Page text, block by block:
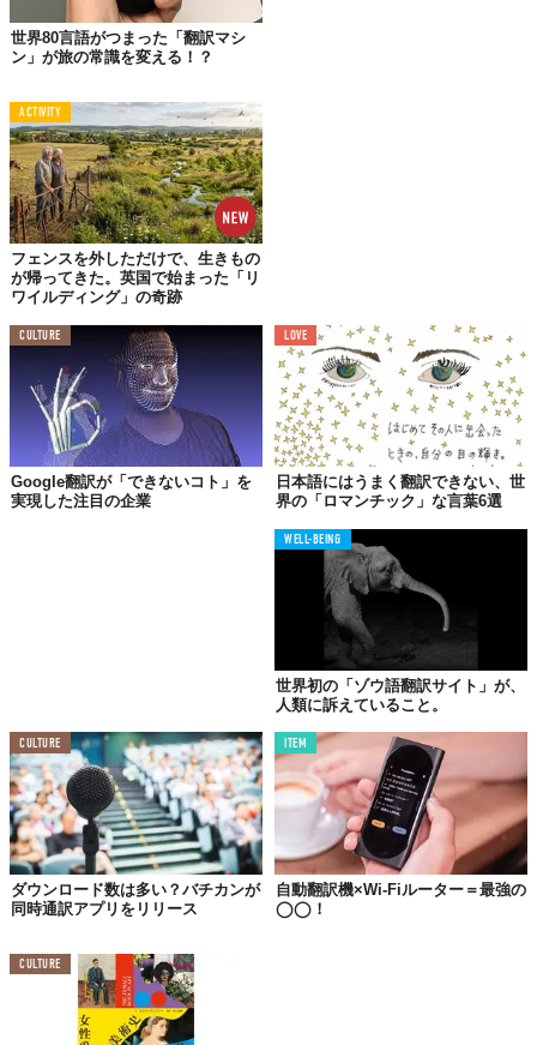
TABI LABO
世界80言語がつまった「翻訳マシ
ン」が旅の常識を変える！？
ACTIVITY
フェンスを外しただけで、生きもの
が帰ってきた。英国で始まった「リ
ワイルディング」の奇跡
CULTURE
Google翻訳が「できないコト」を
実現した注目の企業
LOVE
日本語にはうまく翻訳できない、世
界の「ロマンチック」な言葉6選
WELL-BEING
世界初の「ゾウ語翻訳サイト」が、
人類に訴えていること。
CULTURE
ダウンロード数は多い？バチカンが
同時通訳アプリをリリース
ITEM
自動翻訳機×Wi-Fiルーター＝最強の
◯◯！
CULTURE